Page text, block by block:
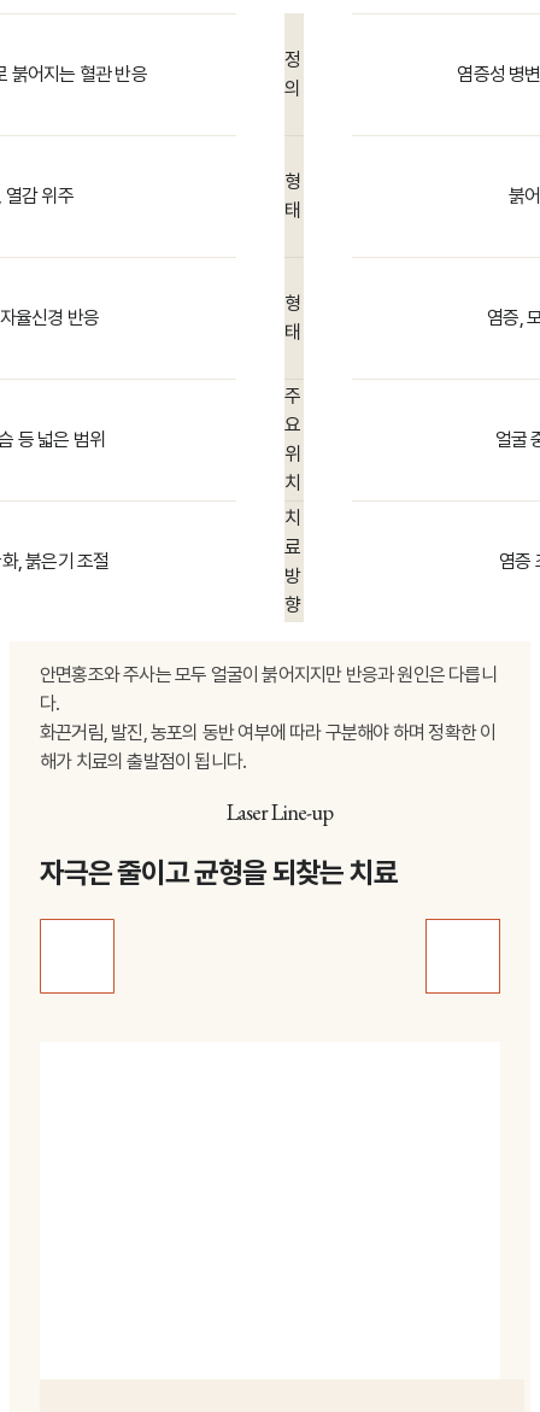
붉어지는 혈관 반응
열감 위주
율신경 반응
등 넓은 범위
, 붉은기 조절
정
의
형
태
형
태
주
요
위
치
치
료
방
향
염증성 병
붉
염증,
얼굴
염증
안면홍조와 주사는 모두 얼굴이 붉어지지만 반응과 원인은 다릅니
다.
화끈거림, 발진, 농포의 동반 여부에 따라 구분해야 하며 정확한 이
해가 치료의 출발점이 됩니다.
Laser Line-up
자극은 줄이고 균형을 되찾는 치료